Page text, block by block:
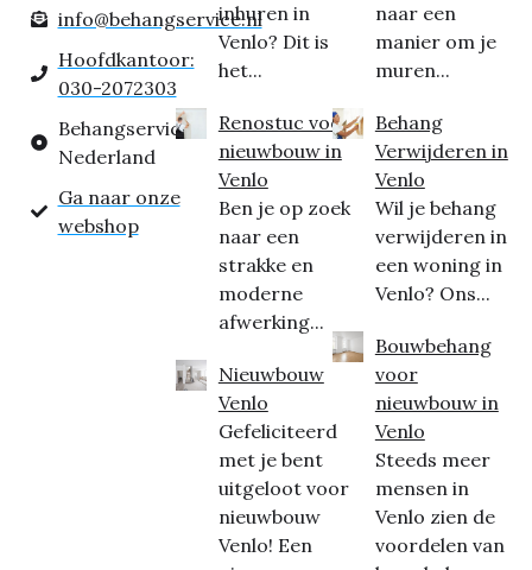
info@behangservice.nl
Hoofdkantoor:
030-2072303
Behangservice
Nederland
Ga naar onze
webshop
inhuren in
Venlo? Dit is
het...
Renostuc voor
nieuwbouw in
Venlo
Ben je op zoek
naar een
strakke en
moderne
afwerking...
Nieuwbouw
Venlo
Gefeliciteerd
met je bent
uitgeloot voor
nieuwbouw
Venlo! Een
naar een
manier om je
muren...
Behang
Verwijderen in
Venlo
Wil je behang
verwijderen in
een woning in
Venlo? Ons...
Bouwbehang
voor
nieuwbouw in
Venlo
Steeds meer
mensen in
Venlo zien de
voordelen van